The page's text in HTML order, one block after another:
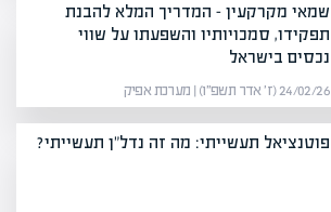
שמאי מקרקעין – המדריך המלא להבנת
תפקידו, סמכויותיו והשפעתו על שווי
נכסים בישראל
24/02/26 (ז׳ אדר תשפ״ו) | מערכת אפיק
פוטנציאל תעשייתי: מה זה נדל"ן תעשייתי?